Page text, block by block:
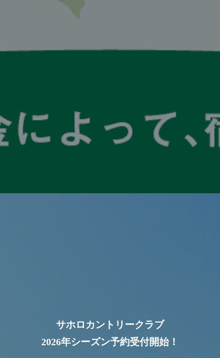
サホロカントリークラブ
2026年シーズン予約受付開始！